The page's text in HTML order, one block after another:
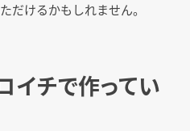
だけるかもしれません。
チで作ってい